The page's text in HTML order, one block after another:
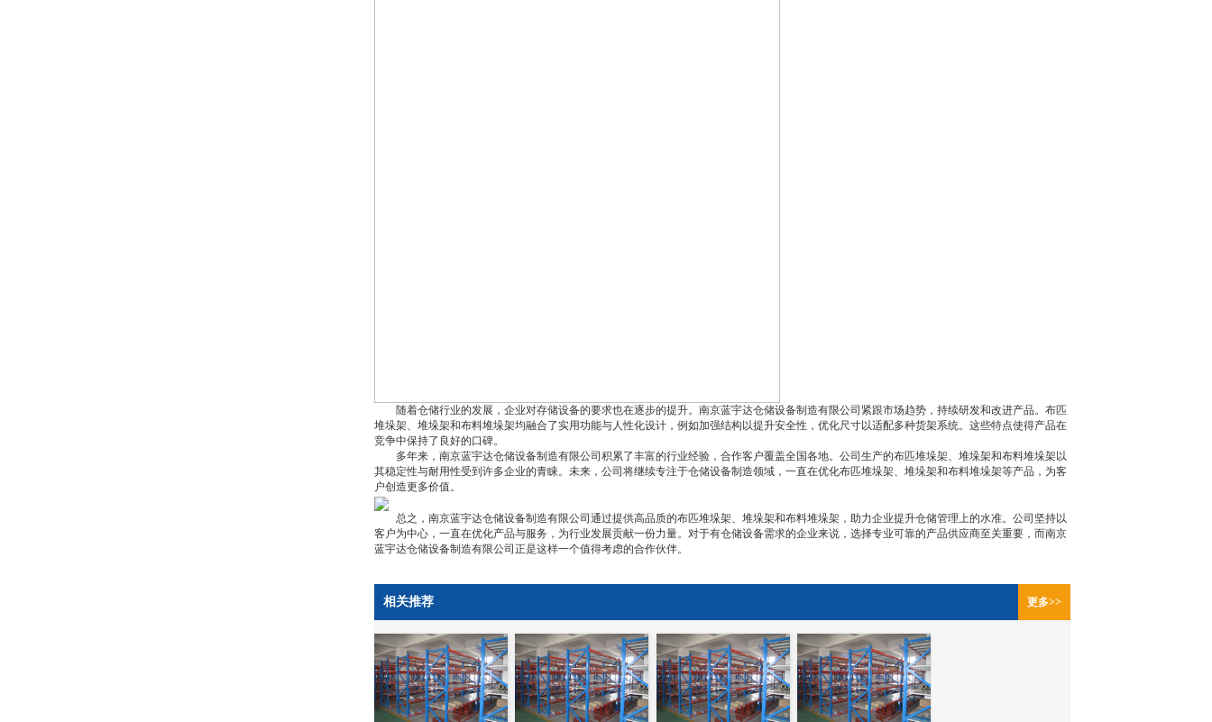
随着仓储行业的发展，企业对存储设备的要求也在逐步的提升。南京蓝宇达仓储设备制造有限公司紧跟市场趋势，持续研发和改进产品。布匹
堆垛架、堆垛架和布料堆垛架均融合了实用功能与人性化设计，例如加强结构以提升安全性，优化尺寸以适配多种货架系统。这些特点使得产品在
竞争中保持了良好的口碑。
多年来，南京蓝宇达仓储设备制造有限公司积累了丰富的行业经验，合作客户覆盖全国各地。公司生产的布匹堆垛架、堆垛架和布料堆垛架以
其稳定性与耐用性受到许多企业的青睐。未来，公司将继续专注于仓储设备制造领域，一直在优化布匹堆垛架、堆垛架和布料堆垛架等产品，为客
户创造更多价值。
总之，南京蓝宇达仓储设备制造有限公司通过提供高品质的布匹堆垛架、堆垛架和布料堆垛架，助力企业提升仓储管理上的水准。公司坚持以
客户为中心，一直在优化产品与服务，为行业发展贡献一份力量。对于有仓储设备需求的企业来说，选择专业可靠的产品供应商至关重要，而南京
蓝宇达仓储设备制造有限公司正是这样一个值得考虑的合作伙伴。
相关推荐 更多>>